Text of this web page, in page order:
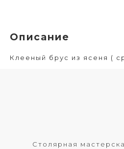
Описание
Клееный брус из ясеня (
Столярная